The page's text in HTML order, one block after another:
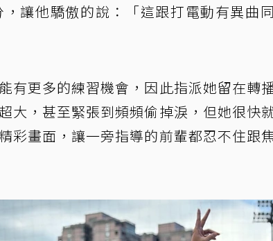
讓他驕傲的說：「這跟打電動有異曲
有更多的練習機會，因此指派她留在轉
大，甚至緊張到頻頻偷掉淚，但她很快
彩畫面，讓一旁指導的前輩都忍不住跟